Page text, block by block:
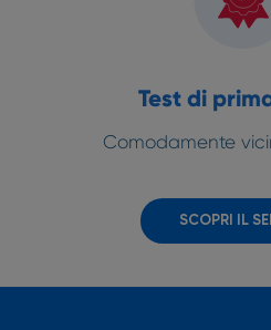
Test di
Comodamente
SCOPRI IL